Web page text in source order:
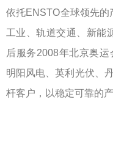
依托ENSTO全球领先
工业、轨道交通、新能
后服务2008年北京奥运
明阳风电、英利光伏、
杆客户，以稳定可靠的